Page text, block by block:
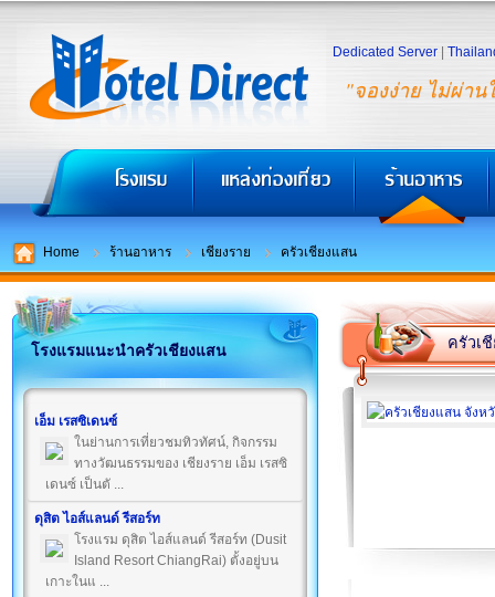
"จองง่าย ไม่ผ่าน
Dedicated Server
Home ร้านอาหาร เชียงราย ครัวเชียงแสน
โรงแรมแนะนำครัวเชียงแสน
เอ็ม เรสซิเดนซ์
ในย่านการเที่ยวชมทิวทัศน์, กิจกรรม
ทางวัฒนธรรมของ เชียงราย เอ็ม เรสซิ
เดนซ์ เป็นตั ...
ดุสิต ไอส์แลนด์ รีสอร์ท
โรงแรม ดุสิต ไอส์แลนด์ รีสอร์ท (Dusit
Island Resort ChiangRai) ตั้งอยู่บน
เกาะในแ ...
ครัวเ